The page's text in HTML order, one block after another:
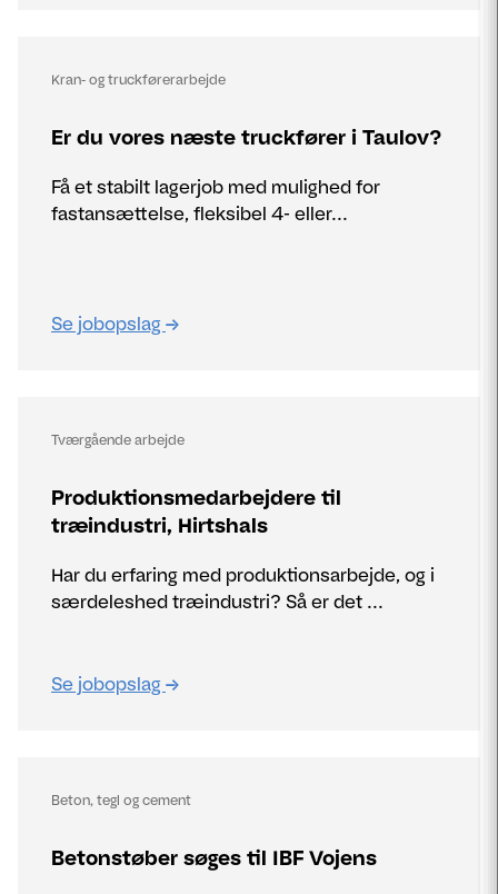
Kran- og truckførerarbejde
Er du vores næste truckfører i Taulov?
Få et stabilt lagerjob med mulighed for
fastansættelse, fleksibel 4- eller...
Se jobopslag
Tværgående arbejde
Produktionsmedarbejdere til
træindustri, Hirtshals
Har du erfaring med produktionsarbejde, og i
særdeleshed træindustri? Så er det ...
Se jobopslag
Beton, tegl og cement
Betonstøber søges til IBF Vojens